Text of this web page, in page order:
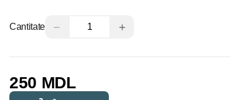
Cantitate − +
250 MDL